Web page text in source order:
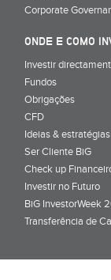
Corporate
ONDE E COMO
Investir
Fundos
Obrigações
CFD
Ideias &
Ser Cliente BiG
Check up
Investir no Futuro
BiG InvestorWeek
Transferência de